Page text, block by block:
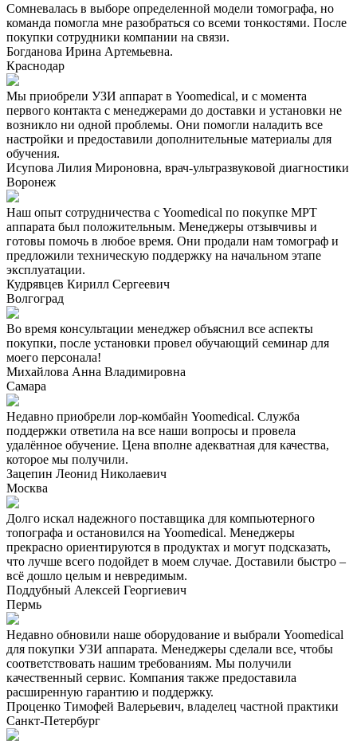
Сомневалась в выборе определенной модели томографа, но
команда помогла мне разобраться со всеми тонкостями. После
покупки сотрудники компании на связи.
Богданова Ирина Артемьевна.
Краснодар
Мы приобрели УЗИ аппарат в Yoomedical, и с момента
первого контакта с менеджерами до доставки и установки не
возникло ни одной проблемы. Они помогли наладить все
настройки и предоставили дополнительные материалы для
обучения.
Исупова Лилия Мироновна, врач-ультразвуковой диагностики
Воронеж
Наш опыт сотрудничества с Yoomedical по покупке МРТ
аппарата был положительным. Менеджеры отзывчивы и
готовы помочь в любое время. Они продали нам томограф и
предложили техническую поддержку на начальном этапе
эксплуатации.
Кудрявцев Кирилл Сергеевич
Волгоград
Во время консультации менеджер объяснил все аспекты
покупки, после установки провел обучающий семинар для
моего персонала!
Михайлова Анна Владимировна
Самара
Недавно приобрели лор-комбайн Yoomedical. Служба
поддержки ответила на все наши вопросы и провела
удалённое обучение. Цена вполне адекватная для качества,
которое мы получили.
Зацепин Леонид Николаевич
Москва
Долго искал надежного поставщика для компьютерного
топографа и остановился на Yoomedical. Менеджеры
прекрасно ориентируются в продуктах и могут подсказать,
что лучше всего подойдет в моем случае. Доставили быстро –
всё дошло целым и невредимым.
Поддубный Алексей Георгиевич
Пермь
Недавно обновили наше оборудование и выбрали Yoomedical
для покупки УЗИ аппарата. Менеджеры сделали все, чтобы
соответствовать нашим требованиям. Мы получили
качественный сервис. Компания также предоставила
расширенную гарантию и поддержку.
Проценко Тимофей Валерьевич, владелец частной практики
Санкт-Петербург